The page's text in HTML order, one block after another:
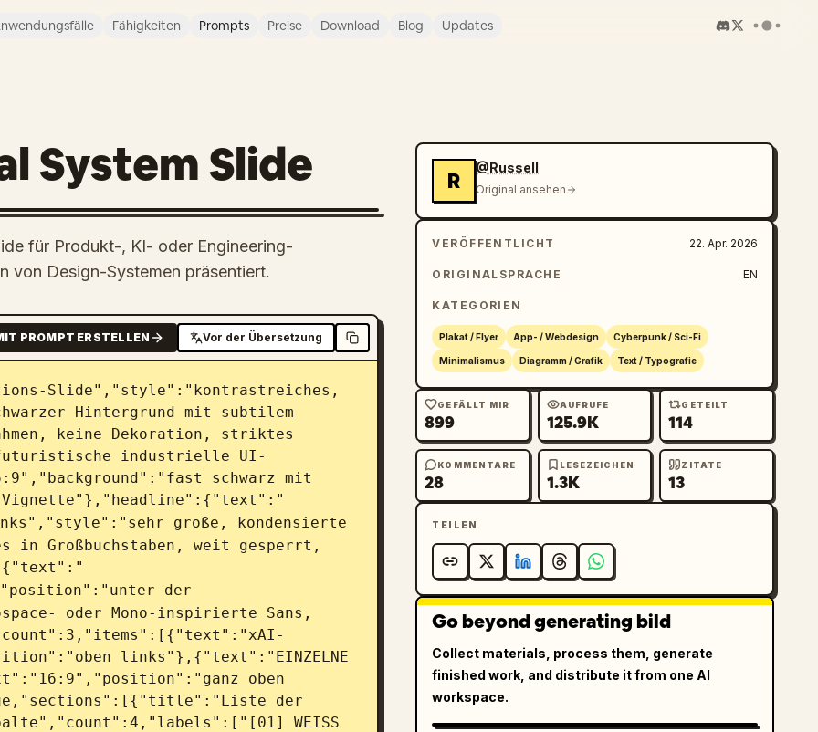
Fähigkeiten Prompts Preise Download Blog Updates
System Slide
für Produkt-, KI- oder Engineering-
von Design-Systemen präsentiert.
PROMPT ERSTELLEN Vor der Übersetzung
Slide","style":"kontrastreiches,
Hintergrund mit subtilem
keine Dekoration, striktes
futuristische industrielle UI-
schwarz mit
Vignette"},"headline":{"text":"
große, kondensierte
in Großbuchstaben, weit gesperrt,
der
oder Mono-inspirierte Sans,
links"},{"text":"EINZELNE
oben
der
WEISS
R
@Russell
Original ansehen
VERÖFFENTLICHT 22. Apr. 2026
ORIGINALSPRACHE EN
KATEGORIEN
Plakat / Flyer App- / Webdesign Cyberpunk / Sci-Fi
Minimalismus Diagramm / Grafik Text / Typografie
GEFÄLLT MIR
899
AUFRUFE
125.9K
GETEILT
114
KOMMENTARE
28
LESEZEICHEN
1.3K
ZITATE
13
TEILEN
Go beyond generating bild
Collect materials, process them, generate
finished work, and distribute it from one AI
workspace.